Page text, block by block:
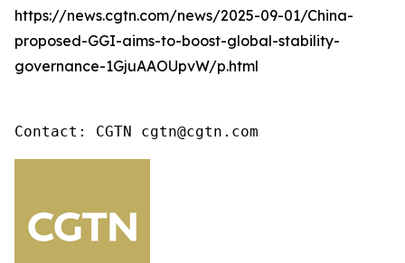
https://news.cgtn.com/news/2025-09-01/China-
proposed-GGI-aims-to-boost-global-stability-
governance-1GjuAAOUpvW/p.html
Contact: CGTN cgtn@cgtn.com